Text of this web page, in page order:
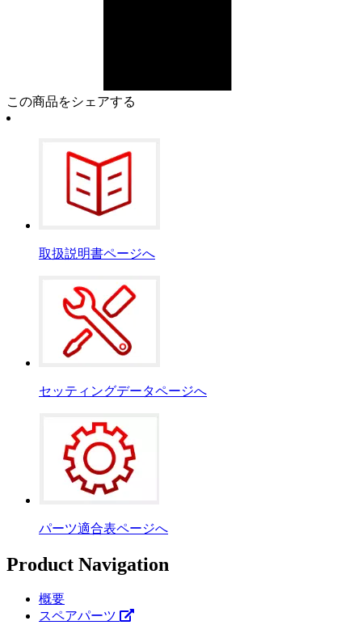
この商品をシェアする
取扱説明書ページへ
セッティングデータページへ
パーツ適合表ページへ
Product Navigation
概要
スペアパーツ